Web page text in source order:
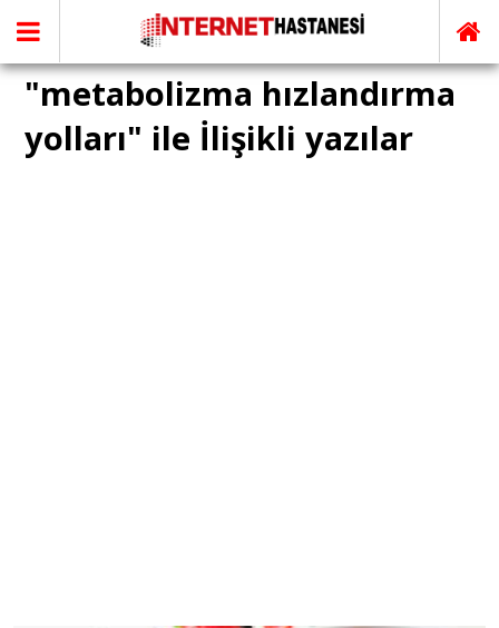
"metabolizma hızlandırma
yolları" ile İlişikli yazılar